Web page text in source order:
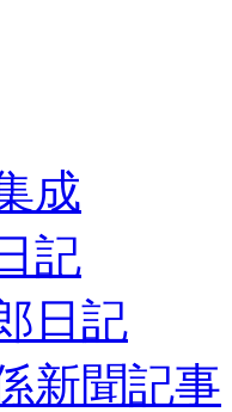
成
記
日記
新聞記事